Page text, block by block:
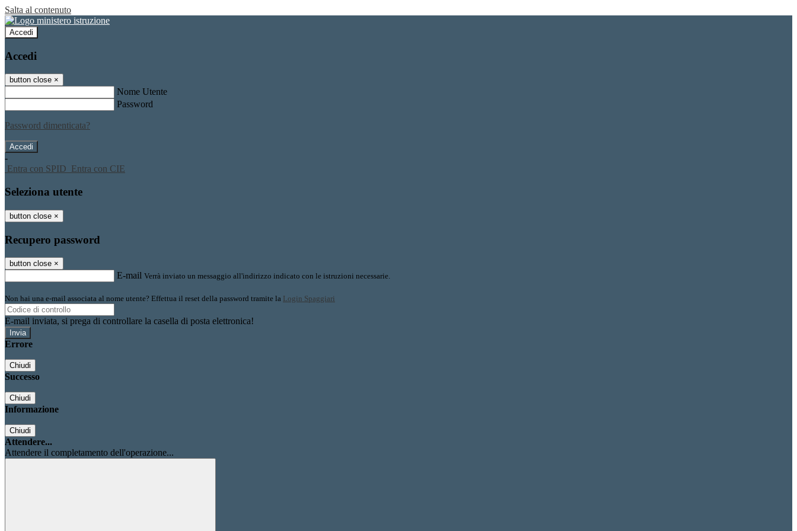
Salta al contenuto
Accedi
Accedi
button close ×
Nome Utente
Password
Password dimenticata?
-
Entra con SPID Entra con CIE
Seleziona utente
button close ×
Recupero password
button close ×
E-mail Verrà inviato un messaggio all'indirizzo indicato con le istruzioni necessarie.
Non hai una e-mail associata al nome utente? Effettua il reset della password tramite la Login Spaggiari
E-mail inviata, si prega di controllare la casella di posta elettronica!
Errore
Chiudi
Successo
Chiudi
Informazione
Chiudi
Attendere...
Attendere il completamento dell'operazione...